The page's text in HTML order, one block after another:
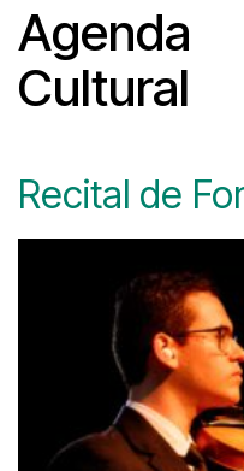
Agenda
Cultural
Recital de